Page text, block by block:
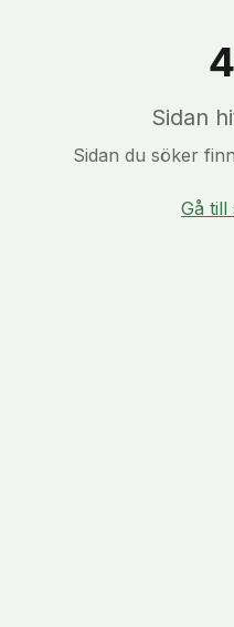
Sidan
Sidan du söker
Gå till